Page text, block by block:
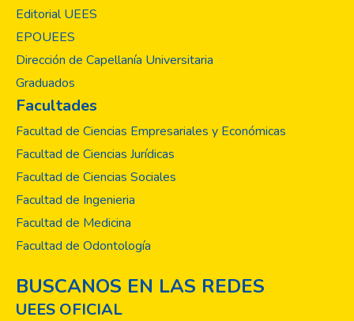
debutó con macroadenomas y extensión
perisellar. El 95% fue abordado con
somatostatina de larga y corta acción
(27.5% y 22.5% respectivamente). Se
logrado control bioquímico, siendo más
común en mujeres y en presencia de
macroadenomas hipofisiarios con algún
grado de extensión.
Editorial UEES
EPOUEES
Dirección de Capellanía Universitaria
Graduados
Facultades
Facultad de Ciencias Empresariales y Económicas
Facultad de Ciencias Jurídicas
Facultad de Ciencias Sociales
Facultad de Ingenieria
Facultad de Medicina
Facultad de Odontología
BUSCANOS EN LAS REDES
UEES OFICIAL